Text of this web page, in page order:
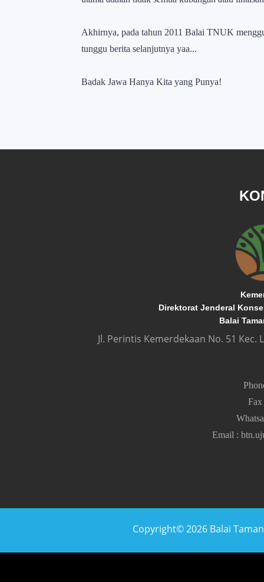
Akhirnya, pada tahun 2011 Balai TNUK
tunggu berita selanjutnya yaa...
Badak Jawa Hanya Kita yang Punya!
Direktorat Jenderal
Balai
Jl. Perintis Kemerdekaan No. 51
Fax
Email :
Copyright© 2026 Balai